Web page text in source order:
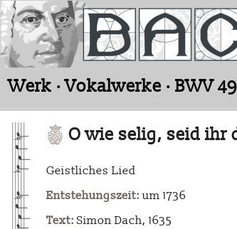
Werk · Vokalwerke · BWV
O wie selig, seid ihr
Geistliches Lied
Entstehungszeit: um 1736
Text: Simon Dach, 1635